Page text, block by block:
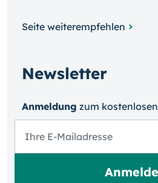
Seite weiterempfehlen
Newsletter
Anmeldung zum kosten­losen